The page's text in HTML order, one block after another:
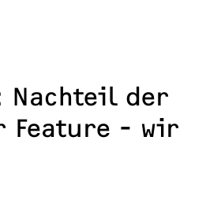
Nachteil der
Feature - wir